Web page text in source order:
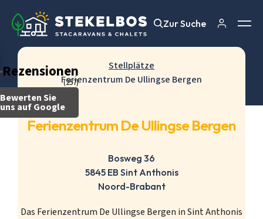
Rezensionen
(257)
Bewerten Sie
uns auf Google
Zur Suche
Zur Suche
Stellplätze
Ferienzentrum De Ullingse Bergen
Ferienzentrum De Ullingse Bergen
Bosweg 36
5845 EB Sint Anthonis
Noord-Brabant
Das Ferienzentrum De Ullingse Bergen in Sint Anthonis